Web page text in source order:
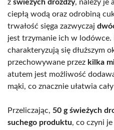
z świeżych drożdży, należy je
ciepłą wodą oraz odrobiną
trwałość sięga zazwyczaj
jest trzymanie ich w lodówce.
charakteryzują się dłuższym
przechowywane przez kilka
atutem jest możliwość
mąki, co znacznie ułatwia
Przeliczając, 50 g świeżych
suchego produktu, co czyni